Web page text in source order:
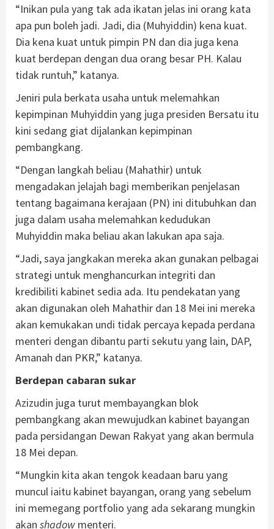
“Inikan pula yang tak ada ikatan jelas ini orang kata
apa pun boleh jadi. Jadi, dia (Muhyiddin) kena kuat.
Dia kena kuat untuk pimpin PN dan dia juga kena
kuat berdepan dengan dua orang besar PH. Kalau
tidak runtuh,” katanya.
Jeniri pula berkata usaha untuk melemahkan
kepimpinan Muhyiddin yang juga presiden Bersatu itu
kini sedang giat dijalankan kepimpinan
pembangkang.
“Dengan langkah beliau (Mahathir) untuk
mengadakan jelajah bagi memberikan penjelasan
tentang bagaimana kerajaan (PN) ini ditubuhkan dan
juga dalam usaha melemahkan kedudukan
Muhyiddin maka beliau akan lakukan apa saja.
“Jadi, saya jangkakan mereka akan gunakan pelbagai
strategi untuk menghancurkan integriti dan
kredibiliti kabinet sedia ada. Itu pendekatan yang
akan digunakan oleh Mahathir dan 18 Mei ini mereka
akan kemukakan undi tidak percaya kepada perdana
menteri dengan dibantu parti sekutu yang lain, DAP,
Amanah dan PKR,” katanya.
Berdepan cabaran sukar
Azizudin juga turut membayangkan blok
pembangkang akan mewujudkan kabinet bayangan
pada persidangan Dewan Rakyat yang akan bermula
18 Mei depan.
“Mungkin kita akan tengok keadaan baru yang
muncul iaitu kabinet bayangan, orang yang sebelum
ini memegang portfolio yang ada sekarang mungkin
akan shadow menteri.